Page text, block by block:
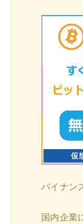
バイナン
国内企業